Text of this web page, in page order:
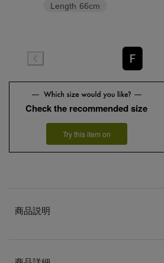
Length 66cm
F
Check the recommended size
Try this item on
商品説明